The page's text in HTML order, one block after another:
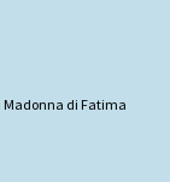
Madonna di Fatima